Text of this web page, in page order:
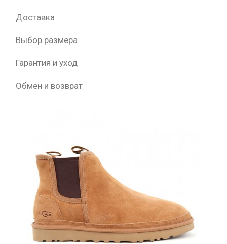
Доставка
Выбор размера
Гарантия и уход
Обмен и возврат